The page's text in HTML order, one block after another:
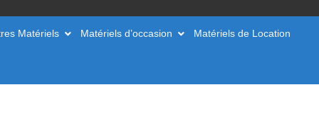
Matériels Matériels d’occasion Matériels de Location